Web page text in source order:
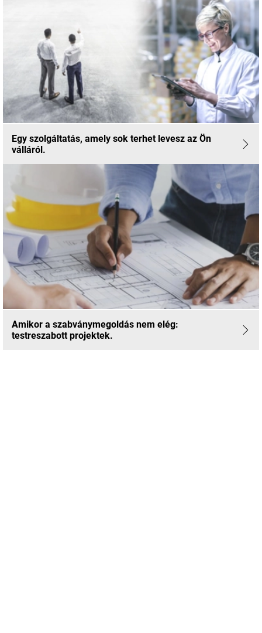
Egy szolgáltatás, amely sok terhet levesz az Ön
válláról.
Amikor a szabványmegoldás nem elég:
testreszabott projektek.